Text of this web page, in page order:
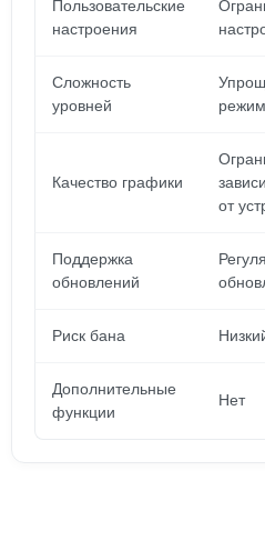
Пользовательские
настроения
Сложность
уровней
режим
Качество графики
от
Поддержка
обновлений
Риск бана
Дополнительные
функции
Нет